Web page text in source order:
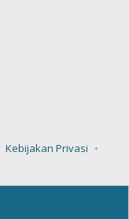
Kebijakan Privasi